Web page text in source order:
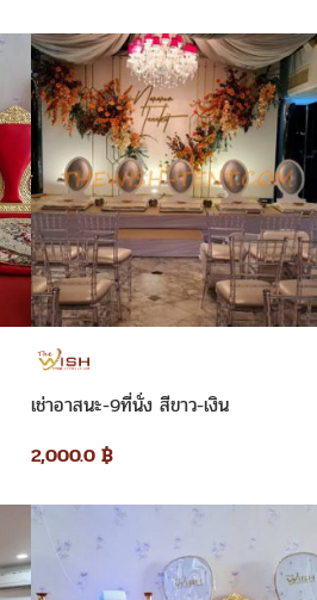
เช่าอาสนะ-9ที่นั่ง สีขาว-เงิน
2,000.0฿